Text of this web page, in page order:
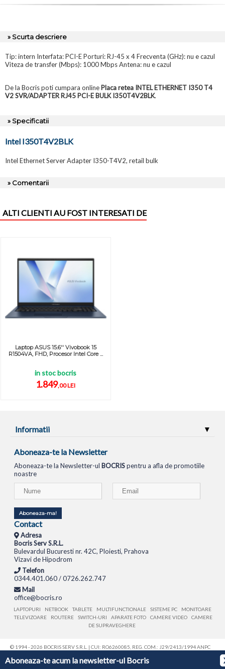
Aboneaza-te acum la newsletter-ul Bocris
» Scurta descriere
Tip: intern Interfata: PCI-E Porturi: RJ-45 x 4 Frecventa (GHz): nu e cazul
Viteza de transfer (Mbps): 1000 Mbps Antena: nu e cazul
De la Bocris poti cumpara online Placa retea INTEL ETHERNET I350 T4
V2 SVR/ADAPTER RJ45 PCI-E BULK I350T4V2BLK.
» Specificatii
Intel I350T4V2BLK
Intel Ethernet Server Adapter I350-T4V2, retail bulk
» Comentarii
ALTI CLIENTI AU FOST INTERESATI DE
Laptop ASUS 15.6'' Vivobook 15
R1504VA, FHD, Procesor Intel Core ...
in stoc bocris
1.849,00 LEI
Informatii
Aboneaza-te la Newsletter
Aboneaza-te la Newsletter-ul BOCRISpentru a afla de promotiile
noastre
Aboneaza-ma!
Contact
Adresa
Bocris Serv S.R.L.
Bulevardul Bucuresti nr. 42C, Ploiesti, Prahova
Vizavi de Hipodrom
Telefon
0344.401.060 / 0726.262.747
Mail
office@bocris.ro
LAPTOPURI NETBOOK TABLETE MULTIFUNCTIONALE SISTEME PC
MONITOARE
TELEVIZOARE
ROUTERE SWITCH-URI APARATE FOTO CAMERE VIDEO
CAMERE
DE SUPRAVEGHERE
© 1994 - 2026 BOCRIS SERV S.R.L. | CUI: RO6260085, REG. COM.: J29/2413/1994ANPC